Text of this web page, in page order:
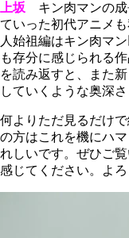
上坂 キン肉マンの成
ていった初代アニメ
人始祖編はキン肉マ
も存分に感じられる
を読み返すと、また
していくような奥深さ
何よりただ見るだけ
の方はこれを機にハ
れしいです。ぜひご
感じてください。よ